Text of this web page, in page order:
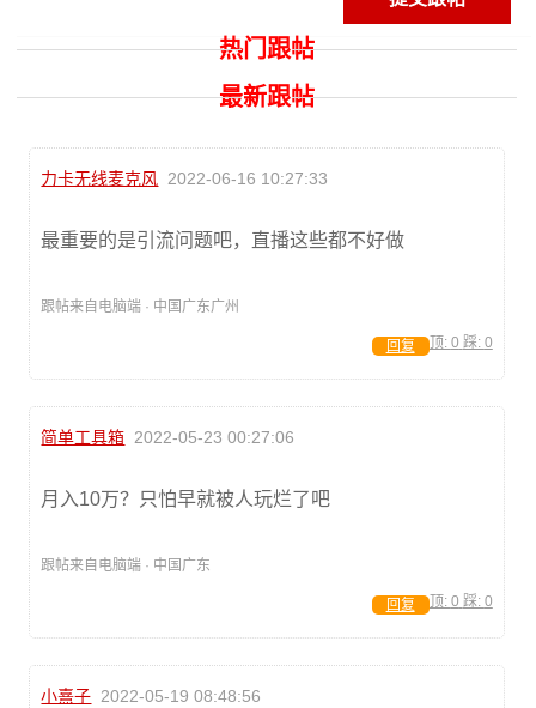
热门跟帖
最新跟帖
力卡无线麦克风 2022-06-16 10:27:33
最重要的是引流问题吧，直播这些都不好做
跟帖来自电脑端 · 中国广东广州
顶: 0 踩: 0
回复
简单工具箱 2022-05-23 00:27:06
月入10万？只怕早就被人玩烂了吧
跟帖来自电脑端 · 中国广东
顶: 0 踩: 0
回复
小熹子 2022-05-19 08:48:56